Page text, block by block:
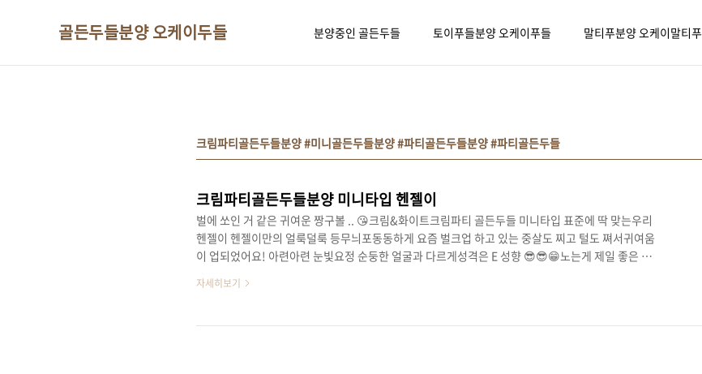
골든두들분양 오케이두들 분양중인 골든두들 토이푸들분양 오케이푸들 말티푸분양 오케이말티푸
크림파티골든두들분양 #미니골든두들분양 #파티골든두들분양 #파티골든두들
크림파티골든두들분양 미니타입 헨젤이
벌에 쏘인 거 같은 귀여운 짱구볼 .. 😘크림&화이트크림파티 골든두들 미니타입 표준에 딱 맞는우리
헨젤이 헨젤이만의 얼룩덜룩 등무늬포동동하게 요즘 벌크업 하고 있는 중살도 찌고 털도 쪄서귀여움
이 업되었어요! 아련아련 눈빛요정 순둥한 얼굴과 다르게성격은 E 성향 😎😎😁노는게 제일 좋은 뽀
글 곱슬 머리는털빠짐은 0프로엉키지 않게끔 매일 빗어주며관리해주시는거 말고는관리가 까다롭지
셨다면우리 헨젤이 한번 눈여겨 봐주세요 ☺ 막내로 태어나서제일 작았던 우리 헨젤이조금만 .. 조금
자세히보기